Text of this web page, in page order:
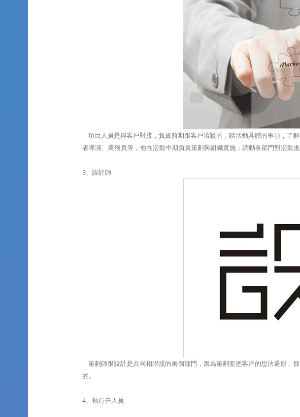
項目人員是與客戶對接，負責前期跟客戶洽談的，談活動具體的事項，了
者導演、業務員等，他在活動中期負責策劃與組織實施；調動各部門對活動
3、設計師
策劃師跟設計是共同相聯接的兩個部門，因為策劃要把客戶的想法還原，
的。
4、執行任人員